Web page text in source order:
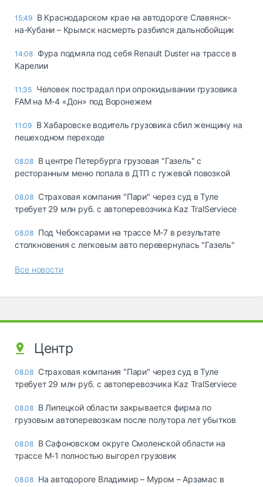
15:49 В Краснодарском крае на автодороге Славянск-
на-Кубани – Крымск насмерть разбился дальнобойщик
14:08 Фура подмяла под себя Renault Duster на трассе в
Карелии
11:35 Человек пострадал при опрокидывании грузовика
FAM на М-4 «Дон» под Воронежем
11:09 В Хабаровске водитель грузовика сбил женщину на
пешеходном переходе
08.08 В центре Петербурга грузовая "Газель" с
ресторанным меню попала в ДТП с гужевой повозкой
08.08 Страховая компания "Пари" через суд в Туле
требует 29 млн руб. с автоперевозчика Kaz TralServiece
08.08 Под Чебоксарами на трассе М-7 в результате
столкновения с легковым авто перевернулась "Газель"
Все новости
Центр
08.08 Страховая компания "Пари" через суд в Туле
требует 29 млн руб. с автоперевозчика Kaz TralServiece
08.08 В Липецкой области закрывается фирма по
грузовым автоперевозкам после полутора лет убытков
08.08 В Сафоновском округе Смоленской области на
трассе М-1 полностью выгорел грузовик
08.08 На автодороге Владимир – Муром – Арзамас в